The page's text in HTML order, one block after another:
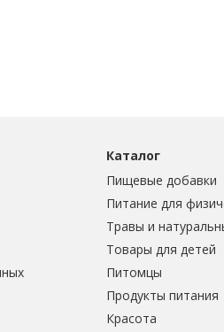
Каталог
Пищевые добавки
Питание для
Травы и
Товары для детей
Питомцы
Продукты питания
Красота